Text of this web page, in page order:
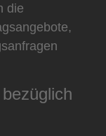
die